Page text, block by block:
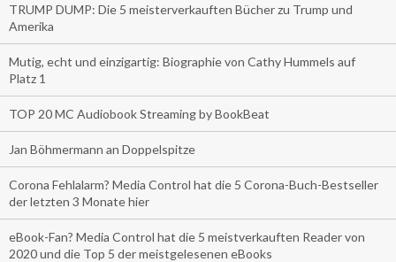
TRUMP DUMP: Die 5 meisterverkauften Bücher zu Trump und
Amerika
Mutig, echt und einzigartig: Biographie von Cathy Hummels auf
Platz 1
TOP 20 MC Audiobook Streaming by BookBeat
Jan Böhmermann an Doppelspitze
Corona Fehlalarm? Media Control hat die 5 Corona-Buch-Bestseller
der letzten 3 Monate hier
eBook-Fan? Media Control hat die 5 meistverkauften Reader von
2020 und die Top 5 der meistgelesenen eBooks